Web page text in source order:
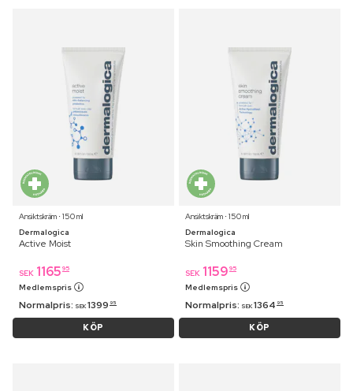
Ansiktskräm ⋅ 150 ml
Dermalogica
Active Moist
SEK 1165 95
Medlemspris
Normalpris: SEK 1399 95
KÖP
Ansiktskräm ⋅ 150 ml
Dermalogica
Skin Smoothing Cream
SEK 1159 95
Medlemspris
Normalpris: SEK 1364 95
KÖP